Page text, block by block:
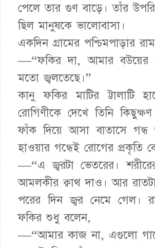
পেলে তার গুণ বাড়ে। তাঁর
ছিল মানুষকে ভালোবাসা।
একদিন গ্রামের
—“ফকির দা, আমার বউয়ের
মতো জ্বলতেছে।”
কানু ফকির মাটির ট্টালাটি
রোগিণীকে দেখে তিনি
ফাঁক দিয়ে আসা বাতাসে
হাওয়ার গন্ধেই রোগের প্রকৃতি
—“এ জ্বরটা ভেতরের।
আমলকীর ক্বাথ দাও। আর
পরের দিন জ্বর নেমে গেল।
ফকির শুধু বলেন,
—“আমার কাজ না, এগুলো